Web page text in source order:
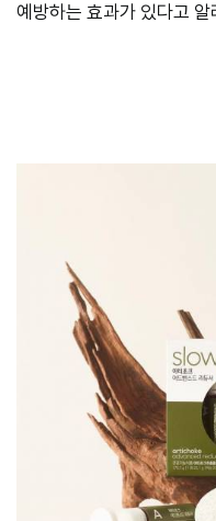
예방하는 효과가 있다고 알